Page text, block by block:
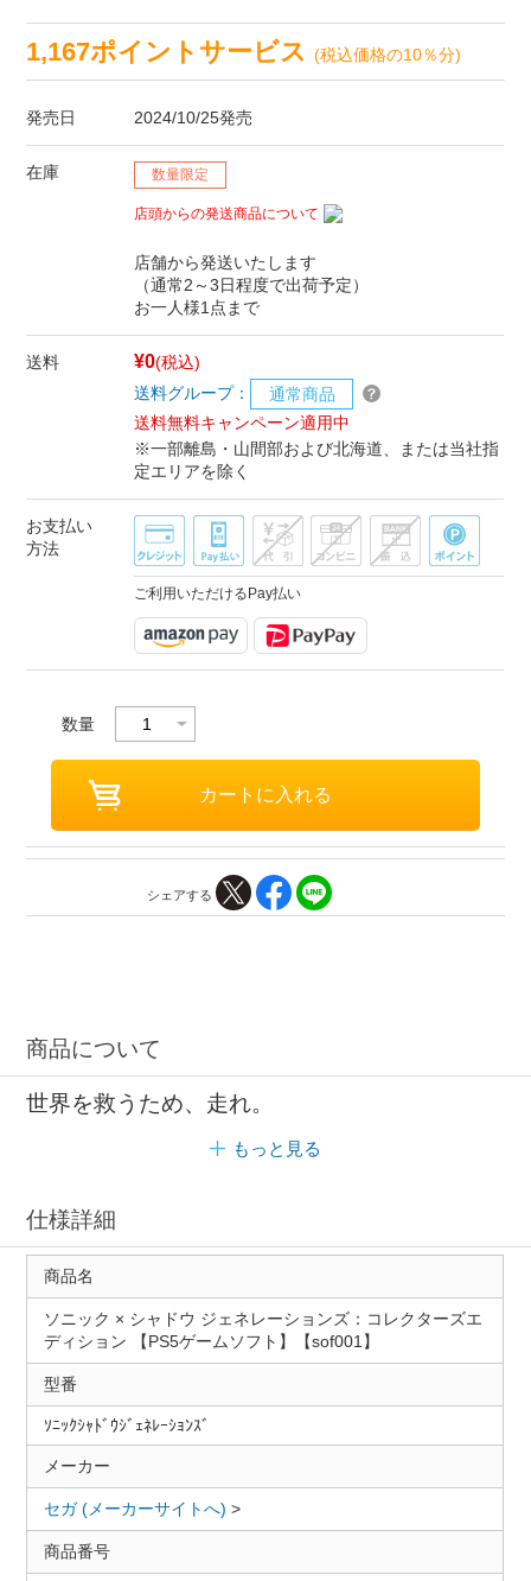
1,167ポイントサービス(税込価格の10％分)
発売日 2024/10/25発売
在庫 数量限定
店頭からの発送商品について
店舗から発送いたします
（通常2～3日程度で出荷予定）
お一人様1点まで
送料 ¥0(税込)
送料グループ：
通常商品
送料無料キャンペーン適用中
※一部離島・山間部および北海道、または当社指
定エリアを除く
お支払い
方法
ご利用いただけるPay払い
数量
シェアする
商品について
世界を救うため、走れ。
もっと見る
仕様詳細
商品名
ソニック × シャドウ ジェネレーションズ：コレクターズエ
ディション 【PS5ゲームソフト】【sof001】
型番
ｿﾆｯｸｼｬﾄﾞｳｼﾞｪﾈﾚｰｼｮﾝｽﾞ
メーカー
セガ (メーカーサイトへ) >
商品番号